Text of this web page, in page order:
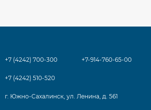
+7 (4242) 700-300 +7-914-760-65-00
+7 (4242) 510-520
г. Южно-Сахалинск, ул. Ленина, д. 561